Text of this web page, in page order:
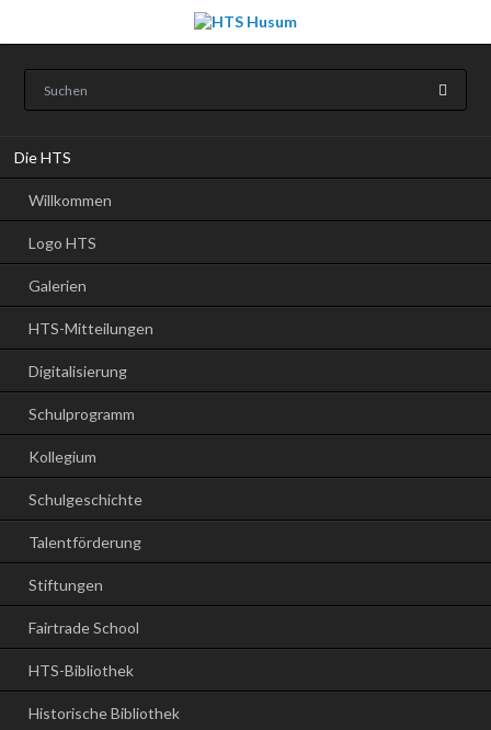
überspringen
Die HTS
Willkommen
Logo HTS
Galerien
HTS-Mitteilungen
Digitalisierung
Schulprogramm
Kollegium
Schulgeschichte
Talentförderung
Stiftungen
Fairtrade School
HTS-Bibliothek
Historische Bibliothek